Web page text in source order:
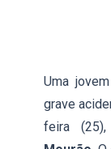
Uma
grave
feira